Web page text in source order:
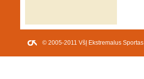
© 2005-2011 VšĮ Ekstremalus Sportas